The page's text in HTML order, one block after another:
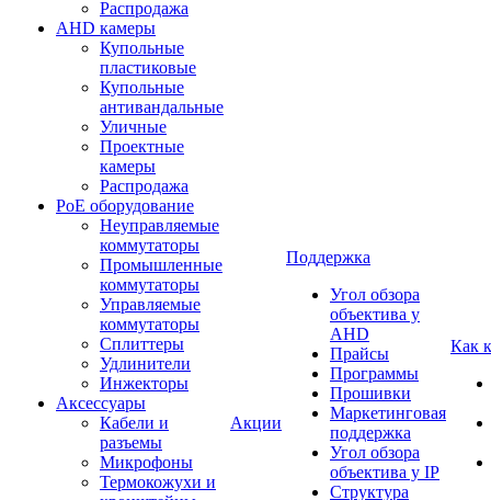
Распродажа
AHD камеры
Купольные
пластиковые
Купольные
антивандальные
Уличные
Проектные
камеры
Распродажа
PoE оборудование
Неуправляемые
коммутаторы
Промышленные
коммутаторы
Управляемые
коммутаторы
Сплиттеры
Удлинители
Инжекторы
Аксессуары
Кабели и
разъемы
Микрофоны
Термокожухи и
Акции
Поддержка
Угол обзора
объектива у
AHD
Прайсы
Программы
Прошивки
Маркетинговая
поддержка
Угол обзора
объектива у IP
Структура
Как